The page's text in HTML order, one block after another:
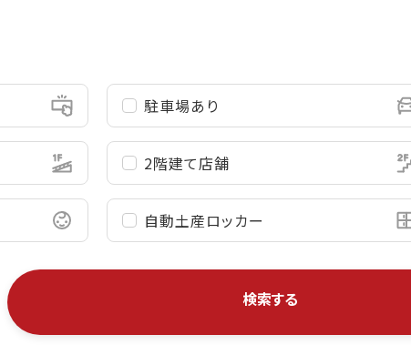
駐車場あり
2階建て店舗
自動土産ロッカー
検索する